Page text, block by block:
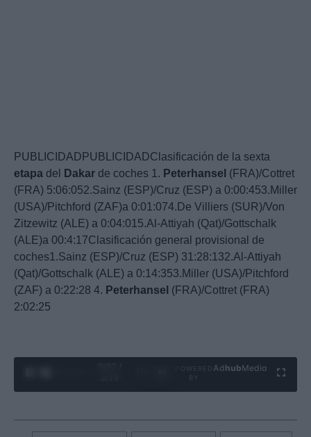
PUBLICIDADPUBLICIDADClasificación de la sexta
etapa del Dakar de coches 1. Peterhansel (FRA)/Cottret
(FRA) 5:06:052.Sainz (ESP)/Cruz (ESP) a 0:00:453.Miller
(USA)/Pitchford (ZAF)a 0:01:074.De Villiers (SUR)/Von
Zitzewitz (ALE) a 0:04:015.Al-Attiyah (Qat)/Gottschalk
(ALE)a 00:4:17Clasificación general provisional de
coches1.Sainz (ESP)/Cruz (ESP) 31:28:132.Al-Attiyah
(Qat)/Gottschalk (ALE) a 0:14:353.Miller (USA)/Pitchford
(ZAF) a 0:22:28 4. Peterhansel (FRA)/Cottret (FRA)
2:02:25
Ad hubMedia